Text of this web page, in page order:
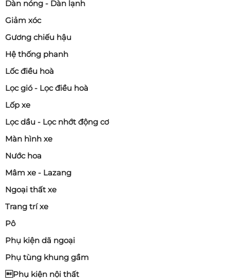
Dàn nóng - Dàn lạnh
Giảm xóc
Gương chiếu hậu
Hệ thống phanh
Lốc điều hoà
Lọc gió - Lọc điều hoà
Lốp xe
Lọc dầu - Lọc nhớt động cơ
Màn hình xe
Nước hoa
Mâm xe - Lazang
Ngoại thất xe
Trang trí xe
Pô
Phụ kiện dã ngoại
Phụ tùng khung gầm
Phụ kiện nội thất